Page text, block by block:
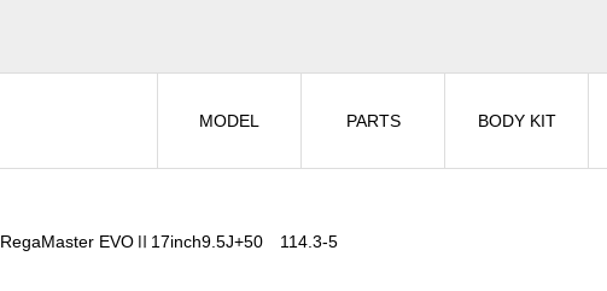
MODEL PARTS BODY KIT
RegaMaster EVOⅡ17inch9.5J+50 114.3-5